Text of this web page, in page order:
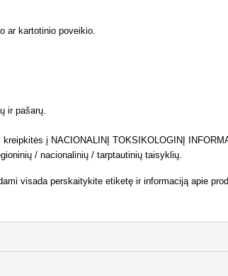
ar kartotinio poveikio.
ir pašarų.
į NACIONALINĮ TOKSIKOLOGINĮ
/ nacionalinių / tarptautinių taisyklių.
visada perskaitykite etiketę ir informaciją apie